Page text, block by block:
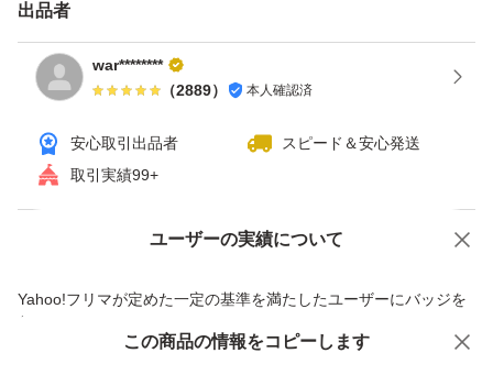
出品者
war********
（2889） 本人確認済
安心取引出品者
スピード＆安心発送
取引実績99+
ユーザーの実績について
Yahoo!フリマが定めた一定の基準を満たしたユーザーにバッジを
付与しています
価格の相談 商品への質問
この商品の情報をコピーします
この商品をみている人にオススメ